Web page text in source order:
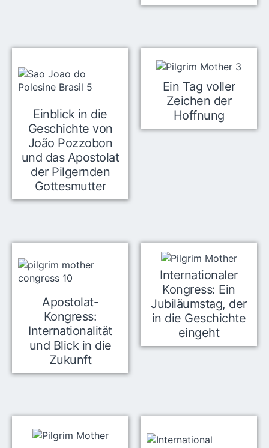
Einblick in die
Geschichte von
João Pozzobon
und das Apostolat
der Pilgernden
Gottesmutter
Ein Tag voller
Zeichen der
Hoffnung
Apostolat-
Kongress:
Internationalität
und Blick in die
Zukunft
Internationaler
Kongress: Ein
Jubiläumstag, der
in die Geschichte
eingeht